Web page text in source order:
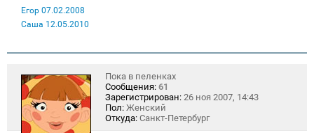
Егор 07.02.2008
Саша 12.05.2010
Пока в пеленках
Сообщения: 61
Зарегистрирован: 26 ноя 2007, 14:43
Пол: Женский
Откуда: Санкт-Петербург